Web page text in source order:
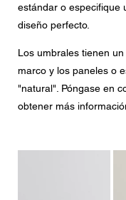
estándar o especifique
diseño perfecto.
Los umbrales tienen
marco y los paneles o
"natural". Póngase en
obtener más